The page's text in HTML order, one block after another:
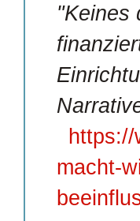
"Keines
macht-